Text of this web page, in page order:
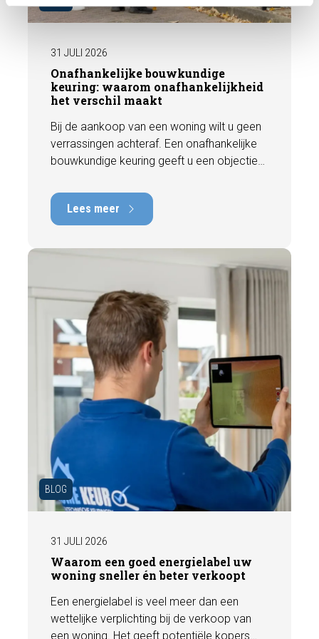
31 JULI 2026
Onafhankelijke bouwkundige
keuring: waarom onafhankelijkheid
het verschil maakt
Bij de aankoop van een woning wilt u geen
verrassingen achteraf. Een onafhankelijke
bouwkundige keuring geeft u een objectief
woning, inclusief eventuele gebreken,
onderhoudspunten en te verwachten
herstelkosten. In deze blog leest u waarom
onafhankelijkheid zo belangrijk is en hoe
een deskundige bouwkundige inspectie u
helpt om met vertrouwen een woning te
kopen of te verkopen.
Lees meer
BLOG
31 JULI 2026
Waarom een goed energielabel uw
woning sneller én beter verkoopt
Een energielabel is veel meer dan een
wettelijke verplichting bij de verkoop van
een woning. Het geeft potentiële kopers